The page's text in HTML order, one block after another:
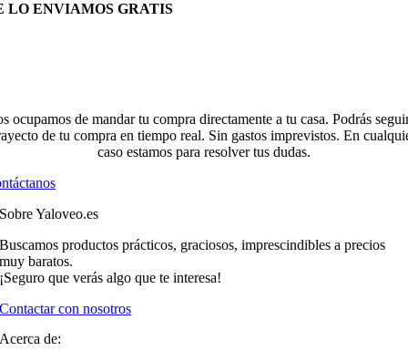
LO ENVIAMOS GRATIS
ocupamos de mandar tu compra directamente a tu casa. Podrás
de tu compra en tiempo real. Sin gastos imprevistos. En
caso estamos para resolver tus dudas.
Sobre Yaloveo.es
Buscamos productos prácticos, graciosos, imprescindibles a precios
muy baratos.
¡Seguro que verás algo que te interesa!
Contactar con nosotros
Acerca de: